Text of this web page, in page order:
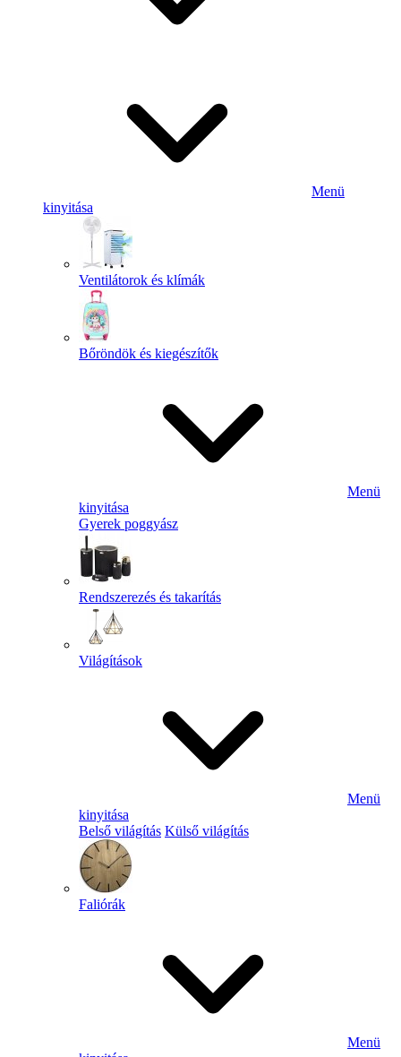
Menü
kinyitása
Ventilátorok és klímák
Bőröndök és kiegészítők
Menü
kinyitása
Gyerek poggyász
Rendszerezés és takarítás
Világítások
Menü
kinyitása
Belső világítás Külső világítás
Faliórák
Menü